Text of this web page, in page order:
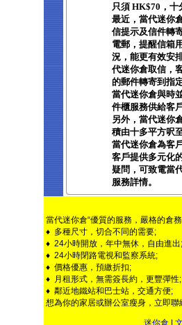
只須 HK$70，十
最近，當代迷你
信提示及信件轉
電郵，提醒信箱
況，能更有效安
代迷你倉取信，
的郵件轉寄到指
當代迷你倉與時
件櫃服務供給客
另外，當代迷你
積由十多平方呎
當代迷你倉為客
客戶提供多元化
疑問，可致電當
服務詳情。
當代迷你倉“優質的服務，嚴格的倉
♦ 多種尺寸，切合不同的需要;
♦ 24小時開放，年中無休，自由進出;
♦ 24小時閉路電視和監察系統;
♦ 價格優惠，預繳折扣;
♦ 月租形式，無需簽長約，更豐彈性;
♦ 鄰近地鐵站和巴士站，交通方便;
想為你的家居或辦公室瘦身，立即聯
迷你倉